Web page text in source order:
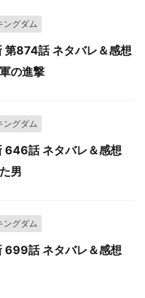
ングダム
第874話 ネタバレ＆感想
の進撃
ングダム
646話 ネタバレ＆感想
男
ングダム
699話 ネタバレ＆感想